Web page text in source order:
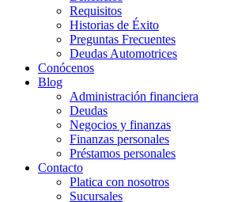
Requisitos
Historias de Éxito
Preguntas Frecuentes
Deudas Automotrices
Conócenos
Blog
Administración financiera
Deudas
Negocios y finanzas
Finanzas personales
Préstamos personales
Contacto
Platica con nosotros
Sucursales